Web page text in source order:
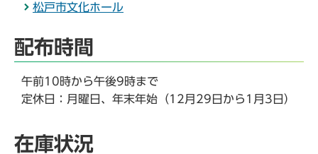
松戸市文化ホール
配布時間
午前10時から午後9時まで
定休日：月曜日、年末年始（12月29日から1月3日）
在庫状況